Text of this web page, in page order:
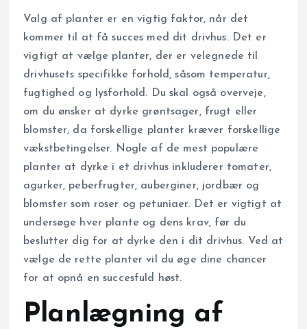
Valg af planter er en vigtig faktor, når det
kommer til at få succes med dit drivhus. Det er
vigtigt at vælge planter, der er velegnede til
drivhusets specifikke forhold, såsom temperatur,
fugtighed og lysforhold. Du skal også overveje,
om du ønsker at dyrke grøntsager, frugt eller
blomster, da forskellige planter kræver forskellige
vækstbetingelser. Nogle af de mest populære
planter at dyrke i et drivhus inkluderer tomater,
agurker, peberfrugter, auberginer, jordbær og
blomster som roser og petuniaer. Det er vigtigt at
undersøge hver plante og dens krav, før du
beslutter dig for at dyrke den i dit drivhus. Ved at
vælge de rette planter vil du øge dine chancer
for at opnå en succesfuld høst.
Planlægning af